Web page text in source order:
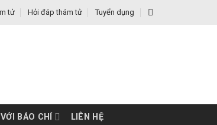
tử Hỏi đáp thám tử Tuyển dụng
BÁO CHÍ LIÊN HỆ